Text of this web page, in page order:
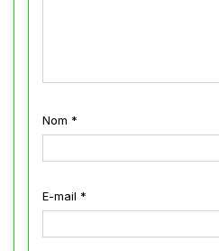
Nom *
E-mail *